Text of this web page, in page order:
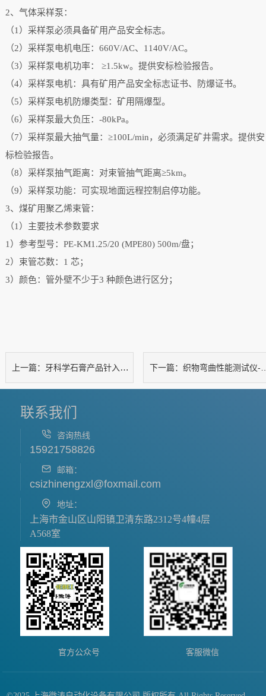
2、气体采样泵：
（1）采样泵必须具备矿用产品安全标志。
（2）采样泵电机电压：660V/AC、1140V/AC。
（3）采样泵电机功率： ≥1.5kw。提供安标检验报告。
（4）采样泵电机：具有矿用产品安全标志证书、防爆证书。
（5）采样泵电机防爆类型：矿用隔爆型。
（6）采样泵最大负压：-80kPa。
（7）采样泵最大抽气量：≥100L/min，必须满足矿井需求。提供安
标检验报告。
（8）采样泵抽气距离：对束管抽气距离≥5km。
（9）采样泵功能：可实现地面远程控制启停功能。
3、煤矿用聚乙烯束管：
（1）主要技术参数要求
1）参考型号：PE-KM1.25/20 (MPE80) 500m/盘；
2）束管芯数：1 芯；
3）颜色：管外壁不少于3 种颜色进行区分；
上一篇： 牙科学石膏产品针入度测试仪 下一篇： 织物弯曲性能测试仪-悬臂法
联系我们
咨询热线
15921758826
邮箱：
csizhinengzxl@foxmail.com
地址：
上海市金山区山阳镇卫清东路2312号4幢4层
A568室
官方公众号 客服微信